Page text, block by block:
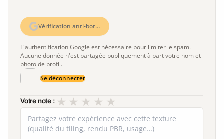
Vérification anti-bot…
L'authentification Google est nécessaire pour limiter le spam.
Aucune donnée n'est partagée publiquement à part votre nom et
photo de profil.
Se déconnecter
Votre note : ★
★
★
★
★